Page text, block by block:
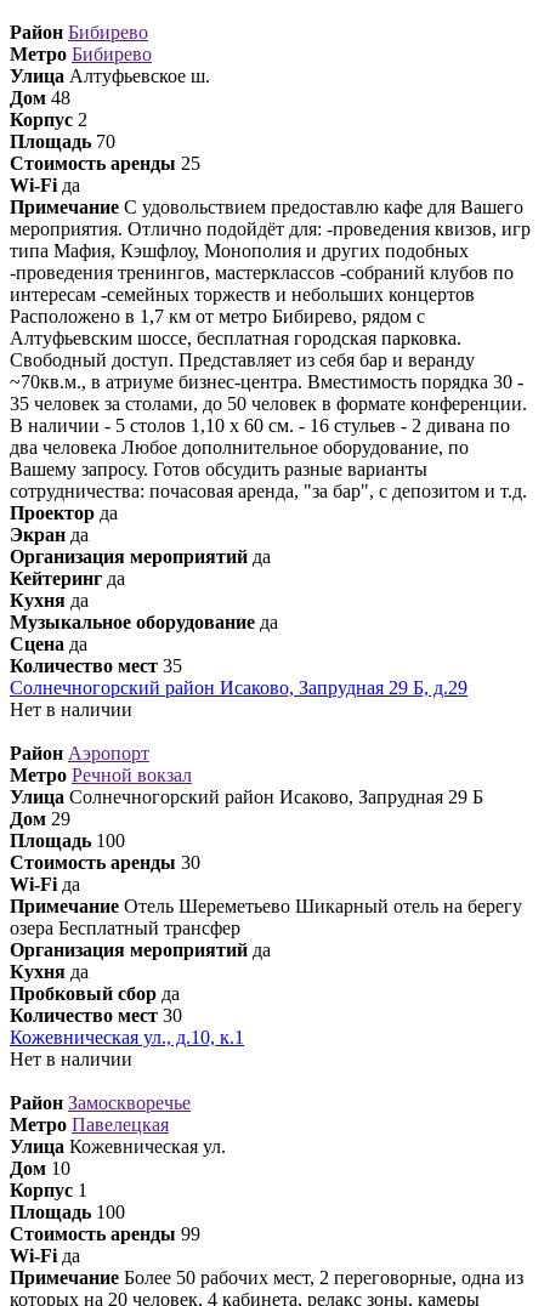
Район Бибирево
Метро Бибирево
Улица Алтуфьевское ш.
Дом 48
Корпус 2
Площадь 70
Стоимость аренды 25
Wi-Fi да
Примечание С удовольствием предоставлю кафе для Вашего
мероприятия. Отлично подойдёт для: -проведения квизов, игр
типа Мафия, Кэшфлоу, Монополия и других подобных
-проведения тренингов, мастерклассов -собраний клубов по
интересам -семейных торжеств и небольших концертов
Расположено в 1,7 км от метро Бибирево, рядом с
Алтуфьевским шоссе, бесплатная городская парковка.
Свободный доступ. Представляет из себя бар и веранду
~70кв.м., в атриуме бизнес-центра. Вместимость порядка 30 -
35 человек за столами, до 50 человек в формате конференции.
В наличии - 5 столов 1,10 х 60 см. - 16 стульев - 2 дивана по
два человека Любое дополнительное оборудование, по
Вашему запросу. Готов обсудить разные варианты
сотрудничества: почасовая аренда, "за бар", с депозитом и т.д.
Проектор да
Экран да
Организация мероприятий да
Кейтеринг да
Кухня да
Музыкальное оборудование да
Сцена да
Количество мест 35
Солнечногорский район Исаково, Запрудная 29 Б, д.29
Нет в наличии
Район Аэропорт
Метро Речной вокзал
Улица Солнечногорский район Исаково, Запрудная 29 Б
Дом 29
Площадь 100
Стоимость аренды 30
Wi-Fi да
Примечание Отель Шереметьево Шикарный отель на берегу
озера Бесплатный трансфер
Организация мероприятий да
Кухня да
Пробковый сбор да
Количество мест 30
Кожевническая ул., д.10, к.1
Нет в наличии
Район Замоскворечье
Метро Павелецкая
Улица Кожевническая ул.
Дом 10
Корпус 1
Площадь 100
Стоимость аренды 99
Wi-Fi да
Примечание Более 50 рабочих мест, 2 переговорные, одна из
которых на 20 человек, 4 кабинета, релакс зоны, камеры